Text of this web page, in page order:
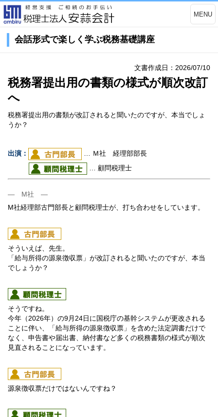
MENU
会話形式で楽しく学ぶ税務基礎講座
文書作成日：2026/07/10
税務署提出用の書類の様式が順次改訂
へ
税務署提出用の書類が改訂されると聞いたのですが、本当でしょ
うか？
出演：
… Ｍ社 経理部部長
… 顧問税理士
― M社 ―
M社経理部古門部長と顧問税理士が、打ち合わせをしています。
そういえば、先生。
「給与所得の源泉徴収票」が改訂されると聞いたのですが、本当
でしょうか？
そうですね。
今年（2026年）の9月24日に国税庁の基幹システムが更改される
ことに伴い、「給与所得の源泉徴収票」を含めた法定調書だけで
なく、申告書や届出書、納付書など多くの税務書類の様式が順次
見直されることになっています。
源泉徴収票だけではないんですね？